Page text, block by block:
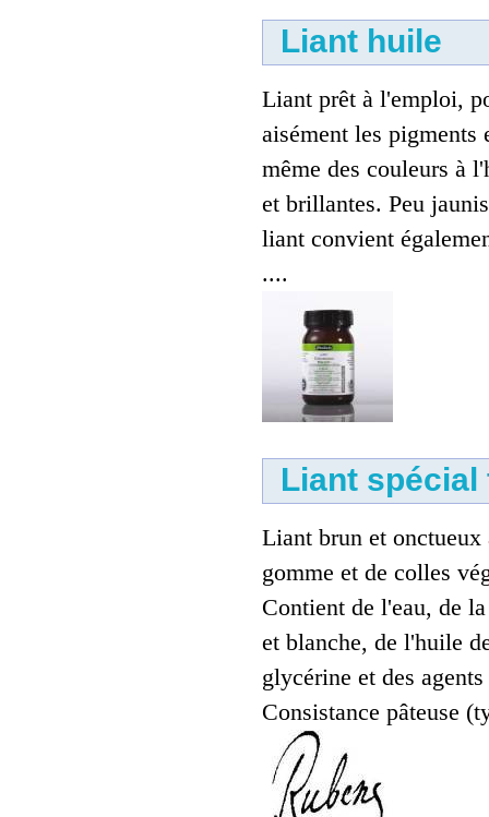
Liant huile
Liant prêt à l'emploi,
aisément les pigments
même des couleurs à
et brillantes. Peu
liant convient
....
Liant spécial
Liant brun et onctueux
gomme et de colles
Contient de l'eau, de
et blanche, de l'huile
glycérine et des
Consistance pâteuse